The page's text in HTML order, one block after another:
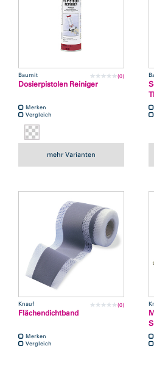
Baumit (0)
Dosierpistolen Reiniger
Merken
Vergleich
mehr Varianten
Knauf (0)
Flächendichtband
Merken
Vergleich